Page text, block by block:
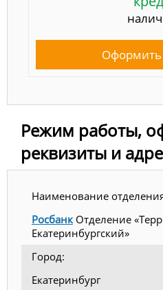
Режим работы,
реквизиты и
Наименование
РосбанкОтделение
Екатеринбургский»
Город:
Екатеринбург